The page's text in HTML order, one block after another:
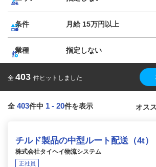
条件 月給 15万円以上
業種 指定しない
全 403 件ヒットしました
全 403件中 1 - 20件を表示
チルド製品の中型ルート配送（4t）
株式会社タイヘイ物流システム
正社員